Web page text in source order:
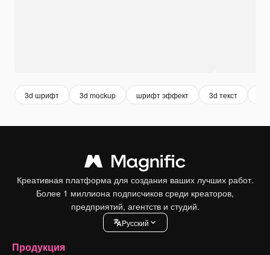
3d шрифт 3d mockup шрифт эффект 3d текст
Креативная платформа для создания ваших лучших работ.
Более 1 миллиона подписчиков среди креаторов,
предприятий, агентств и студий.
Pусский
Продукция